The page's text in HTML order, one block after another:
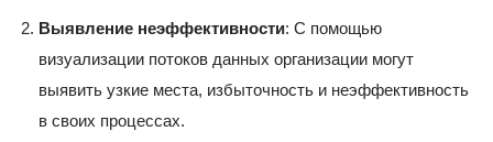
Выявление неэффективности: С помощью
визуализации потоков данных организации могут
выявить узкие места, избыточность и неэффективность
в своих процессах.